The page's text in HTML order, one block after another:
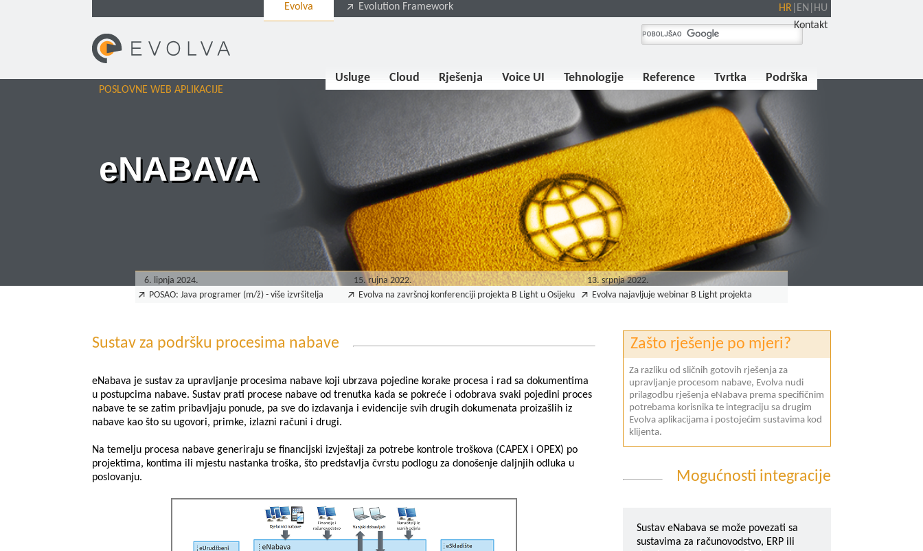
Evolva Evolution Framework HR| EN
HU
Kontakt
POSLOVNE WEB APLIKACIJE
eNABAVA
Usluge Cloud Rješenja Voice UI Tehnologije Reference Tvrtka Podrška
6. lipnja 2024.
POSAO: Java programer (m/ž) - više izvršitelja
15. rujna 2022.
Evolva na završnoj konferenciji projekta B Light u Osijeku
13. srpnja 2022.
Evolva najavljuje webinar B Light projekta
Sustav za podršku procesima nabave
eNabava je sustav za upravljanje procesima nabave koji ubrzava pojedine korake procesa i rad sa dokumentima
u postupcima nabave. Sustav prati procese nabave od trenutka kada se pokreće i odobrava svaki pojedini proces
nabave te se zatim pribavljaju ponude, pa sve do izdavanja i evidencije svih drugih dokumenata proizašlih iz
nabave kao što su ugovori, primke, izlazni računi i drugi.
Na temelju procesa nabave generiraju se financijski izvještaji za potrebe kontrole troškova (CAPEX i OPEX) po
projektima, kontima ili mjestu nastanka troška, što predstavlja čvrstu podlogu za donošenje daljnjih odluka u
poslovanju.
Zašto rješenje po mjeri?
Za razliku od sličnih gotovih rješenja za
upravljanje procesom nabave, Evolva nudi
prilagodbu rješenja eNabava prema specifičnim
potrebama korisnika te integraciju sa drugim
Evolva aplikacijama i postojećim sustavima kod
klijenta.
Mogućnosti integracije
Sustav eNabava se može povezati sa
sustavima za računovodstvo, ERP ili